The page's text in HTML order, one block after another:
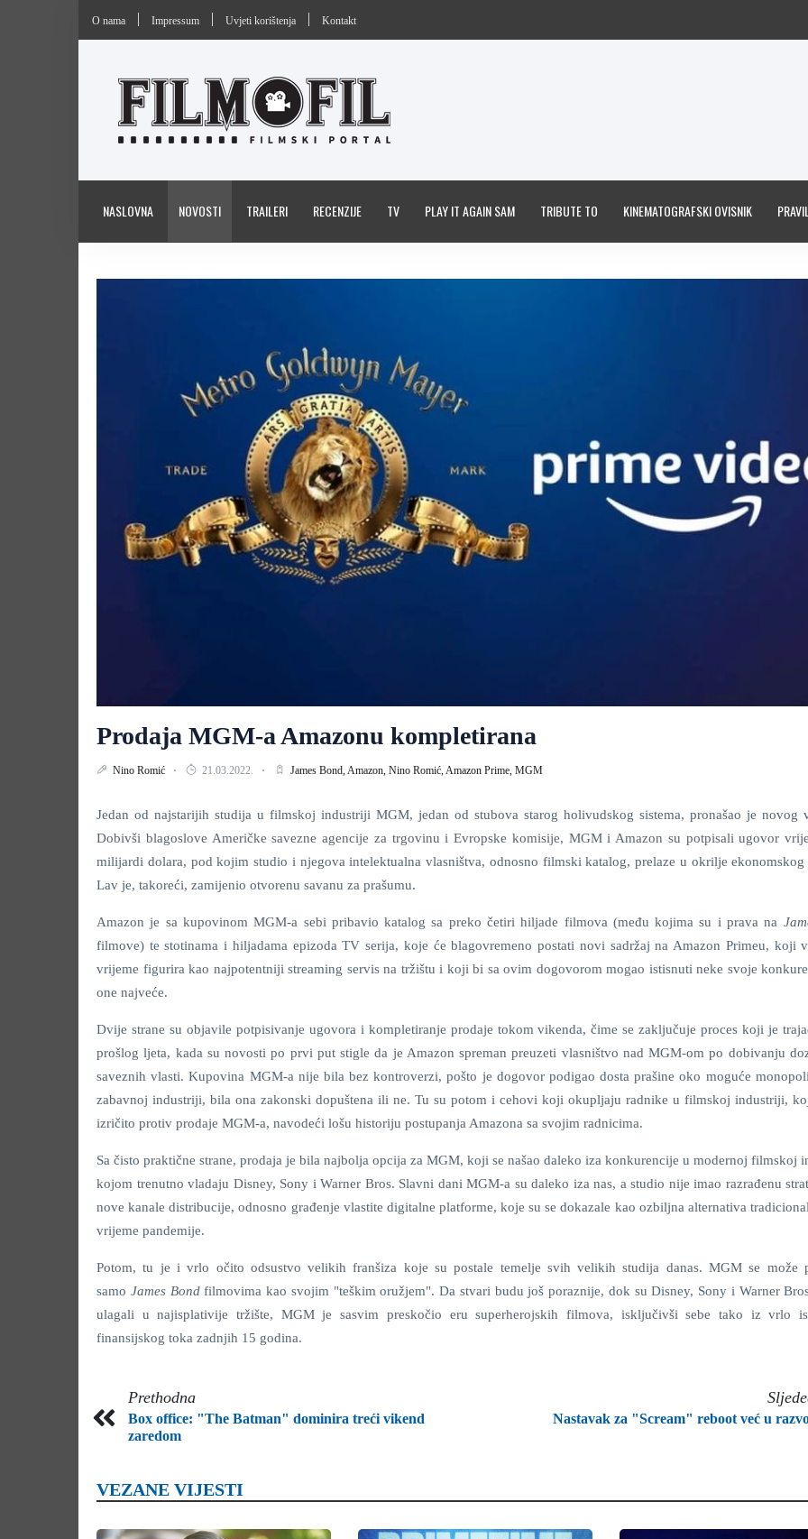
O nama Impressum Uvjeti korištenja Kontakt
NASLOVNA NOVOSTI TRAILERI RECENZIJE TV PLAY IT AGAIN SAM TRIBUTE TO KINEMATOGRAFSKI OVISNIK
Prodaja MGM-a Amazonu kompletirana
Nino Romić 21.03.2022. James Bond, Amazon, Nino Romić, Amazon Prime, MGM
Jedan od najstarijih studija u filmskoj industriji MGM, jedan od stubova starog holivudskog sistema, pronašao je novog
Dobivši blagoslove Američke savezne agencije za trgovinu i Evropske komisije, MGM i Amazon su potpisali ugovor
milijardi dolara, pod kojim studio i njegova intelektualna vlasništva, odnosno filmski katalog, prelaze u okrilje ekonomskog
Lav je, takoreći, zamijenio otvorenu savanu za prašumu.
Amazon je sa kupovinom MGM-a sebi pribavio katalog sa preko četiri hiljade filmova (među kojima su i prava na
filmove) te stotinama i hiljadama epizoda TV serija, koje će blagovremeno postati novi sadržaj na Amazon Primeu, koji
vrijeme figurira kao najpotentniji streaming servis na tržištu i koji bi sa ovim dogovorom mogao istisnuti neke svoje
one najveće.
Dvije strane su objavile potpisivanje ugovora i kompletiranje prodaje tokom vikenda, čime se zaključuje proces koji je
prošlog ljeta, kada su novosti po prvi put stigle da je Amazon spreman preuzeti vlasništvo nad MGM-om po dobivanju
saveznih vlasti. Kupovina MGM-a nije bila bez kontroverzi, pošto je dogovor podigao dosta prašine oko moguće
zabavnoj industriji, bila ona zakonski dopuštena ili ne. Tu su potom i cehovi koji okupljaju radnike u filmskoj industriji,
izričito protiv prodaje MGM-a, navodeći lošu historiju postupanja Amazona sa svojim radnicima.
Sa čisto praktične strane, prodaja je bila najbolja opcija za MGM, koji se našao daleko iza konkurencije u modernoj filmskoj
kojom trenutno vladaju Disney, Sony i Warner Bros. Slavni dani MGM-a su daleko iza nas, a studio nije imao razrađenu
nove kanale distribucije, odnosno građenje vlastite digitalne platforme, koje su se dokazale kao ozbiljna alternativa
vrijeme pandemije.
Potom, tu je i vrlo očito odsustvo velikih franšiza koje su postale temelje svih velikih studija danas. MGM se može
samo James Bondfilmovima kao svojim "teškim oružjem". Da stvari budu još poraznije, dok su Disney, Sony i Warner
ulagali u najisplativije tržište, MGM je sasvim preskočio eru superherojskih filmova, isključivši sebe tako iz vrlo
finansijskog toka zadnjih 15 godina.
Prethodna
Box office: "The Batman" dominira treći vikend
zaredom
Nastavak za "Scream" reboot već u
VEZANE VIJESTI